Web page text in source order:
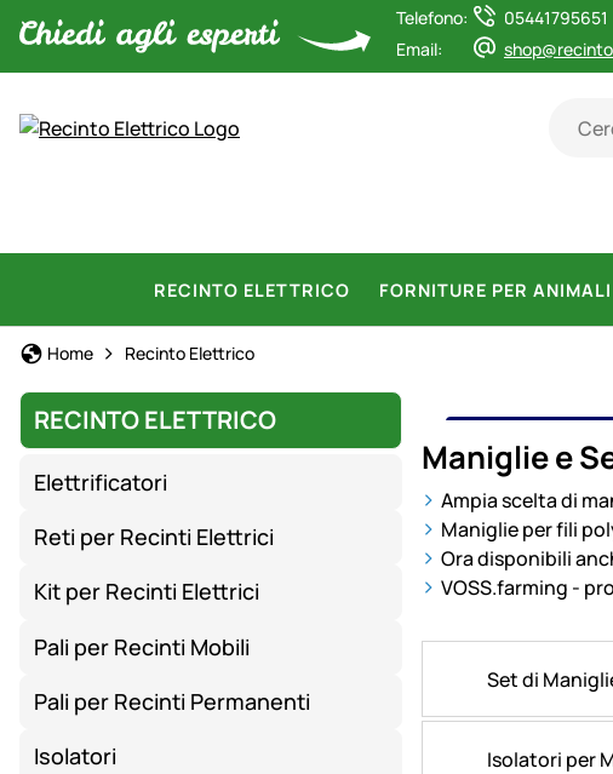
Telefono:
05441795651
Email:
RECINTO ELETTRICO FORNITURE PER ANIMALI
Home Recinto Elettrico
RECINTO ELETTRICO
Elettrificatori
Reti per Recinti Elettrici
Kit per Recinti Elettrici
Pali per Recinti Mobili
Pali per Recinti Permanenti
Isolatori
MANIGLIE
Maniglie e
Ampia scelta di
Maniglie per fili
Ora disponibili
VOSS.farming -
Set di
Isolatori per